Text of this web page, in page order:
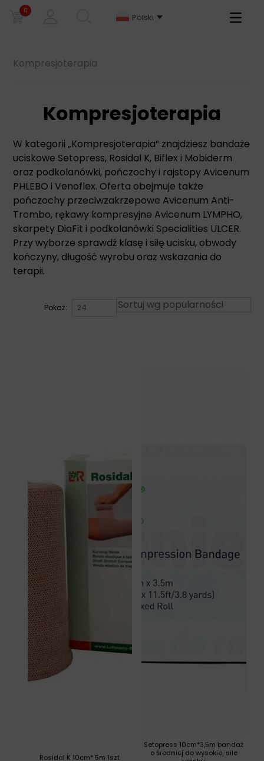
0
Polski
Primary
Kompresjoterapia
Kompresjoterapia
W kategorii „Kompresjoterapia” znajdziesz bandaże
uciskowe Setopress, Rosidal K, Biflex i Mobiderm
oraz podkolanówki, pończochy i rajstopy Avicenum
PHLEBO i Venoflex. Oferta obejmuje także
pończochy przeciwzakrzepowe Avicenum Anti-
Trombo, rękawy kompresyjne Avicenum LYMPHO,
skarpety DiaFit i podkolanówki Specialities ULCER.
Przy wyborze sprawdź klasę i siłę ucisku, obwody
kończyny, długość wyrobu oraz wskazania do
terapii.
Pokaż:
Setopress 10cm*3,5m bandaż
o średniej do wysokiej sile
Rosidal K 10cm* 5m 1szt